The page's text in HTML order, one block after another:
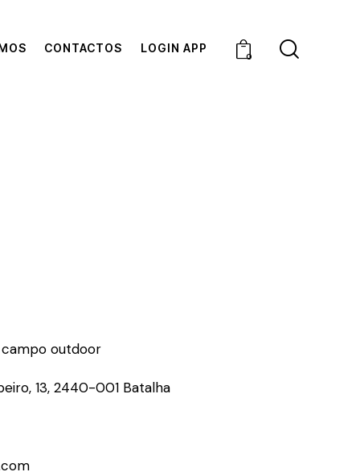
CONTACTOS LOGIN APP
0
campo outdoor
13, 2440-001 Batalha